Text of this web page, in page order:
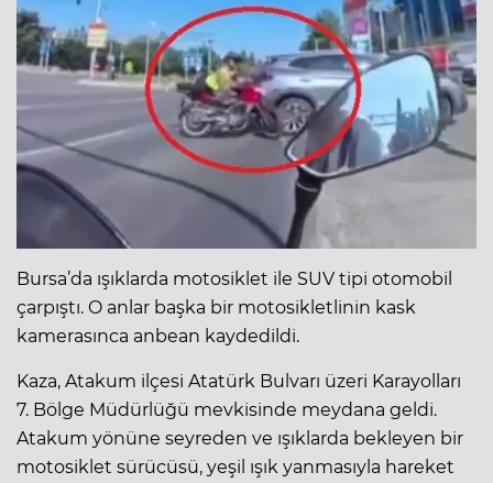
Bursa’da ışıklarda motosiklet ile SUV tipi otomobil
çarpıştı. O anlar başka bir motosikletlinin kask
kamerasınca anbean kaydedildi.
Kaza, Atakum ilçesi Atatürk Bulvarı üzeri Karayolları
7. Bölge Müdürlüğü mevkisinde meydana geldi.
Atakum yönüne seyreden ve ışıklarda bekleyen bir
motosiklet sürücüsü, yeşil ışık yanmasıyla hareket